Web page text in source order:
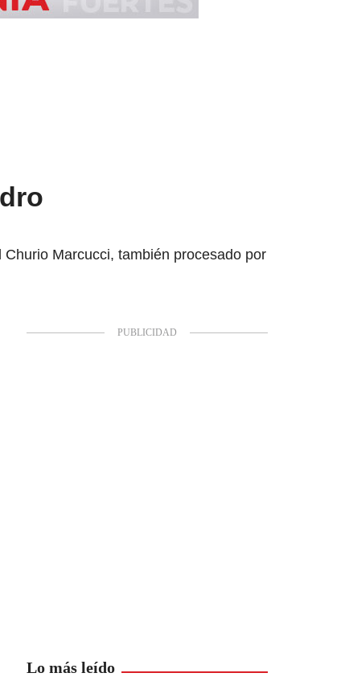
Marcucci, también procesado por
Lo más leído